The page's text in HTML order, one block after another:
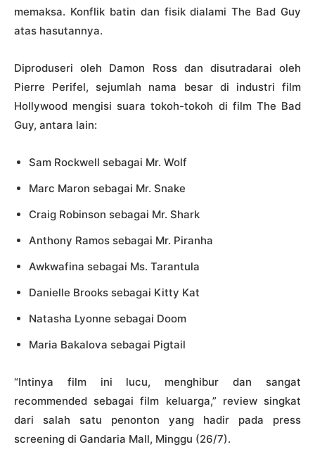
memaksa. Konflik batin dan fisik dialami The Bad Guy
atas hasutannya.
Diproduseri oleh Damon Ross dan disutradarai oleh
Pierre Perifel, sejumlah nama besar di industri film
Hollywood mengisi suara tokoh-tokoh di film The Bad
Guy, antara lain:
Sam Rockwell sebagai Mr. Wolf
Marc Maron sebagai Mr. Snake
Craig Robinson sebagai Mr. Shark
Anthony Ramos sebagai Mr. Piranha
Awkwafina sebagai Ms. Tarantula
Danielle Brooks sebagai Kitty Kat
Natasha Lyonne sebagai Doom
Maria Bakalova sebagai Pigtail
“Intinya film ini lucu, menghibur dan sangat
recommended sebagai film keluarga,” review singkat
dari salah satu penonton yang hadir pada press
screening di Gandaria Mall, Minggu (26/7).